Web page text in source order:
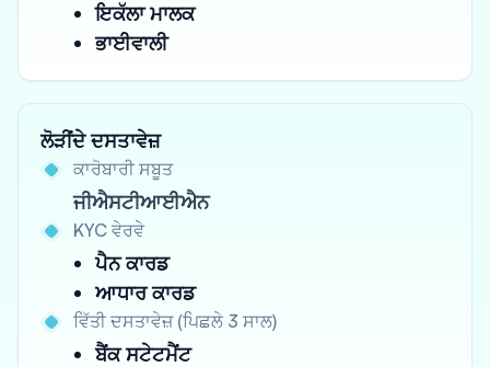
ਇਕੱਲਾ ਮਾਲਕ
ਭਾਈਵਾਲੀ
ਲੋੜੀਂਦੇ ਦਸਤਾਵੇਜ਼
ਕਾਰੋਬਾਰੀ ਸਬੂਤ
ਜੀਐਸਟੀਆਈਐਨ
KYC ਵੇਰਵੇ
ਪੈਨ ਕਾਰਡ
ਆਧਾਰ ਕਾਰਡ
ਵਿੱਤੀ ਦਸਤਾਵੇਜ਼ (ਪਿਛਲੇ 3 ਸਾਲ)
ਬੈਂਕ ਸਟੇਟਮੈਂਟ